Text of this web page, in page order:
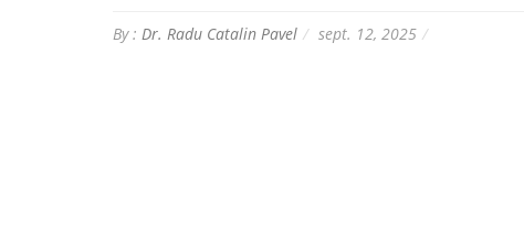
By : Dr. Radu Catalin Pavel sept. 12, 2025